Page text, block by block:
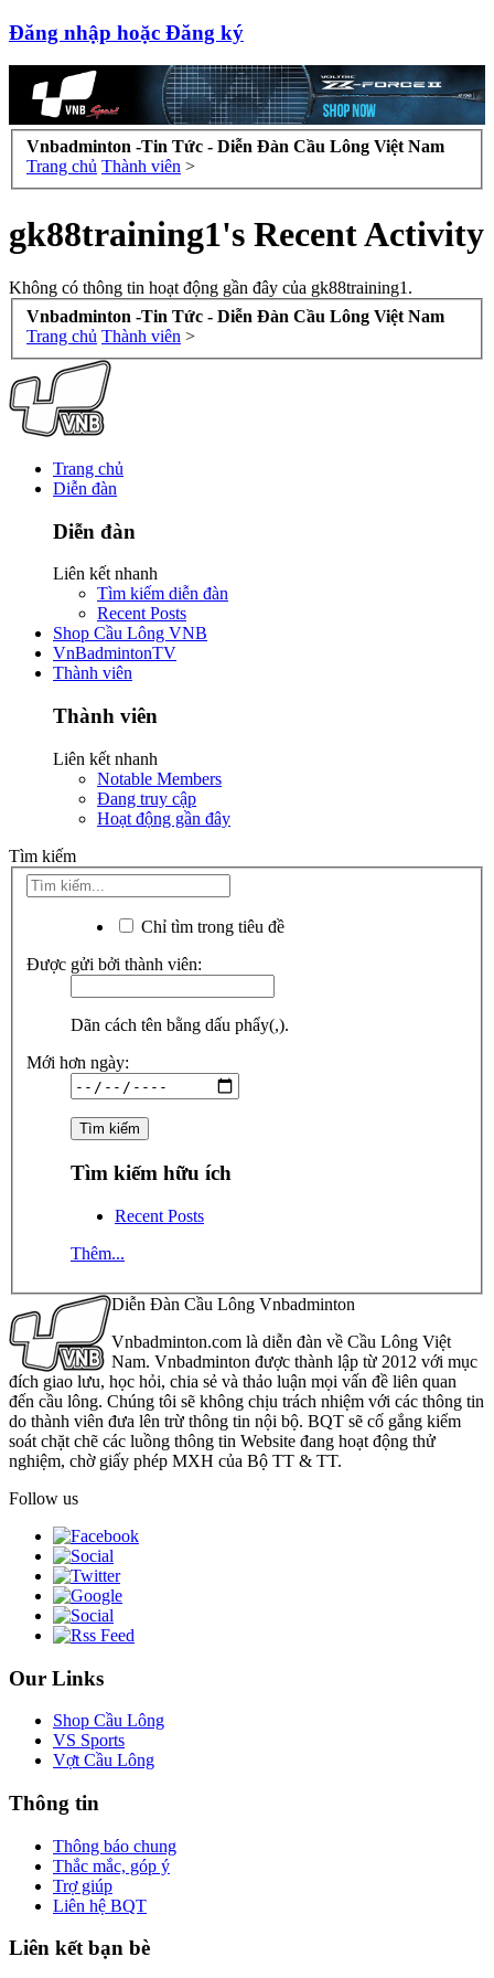
Đăng nhập hoặc Đăng ký
Vnbadminton -Tin Tức - Diễn Đàn Cầu Lông Việt Nam
Trang chủ Thành viên >
gk88training1's Recent Activity
Không có thông tin hoạt động gần đây của gk88training1.
Vnbadminton -Tin Tức - Diễn Đàn Cầu Lông Việt Nam
Trang chủ Thành viên >
Trang chủ
Diễn đàn
Diễn đàn
Liên kết nhanh
Tìm kiếm diễn đàn
Recent Posts
Shop Cầu Lông VNB
VnBadmintonTV
Thành viên
Thành viên
Liên kết nhanh
Notable Members
Đang truy cập
Hoạt động gần đây
Tìm kiếm
Chỉ tìm trong tiêu đề
Được gửi bởi thành viên:
Dãn cách tên bằng dấu phẩy(,).
Mới hơn ngày:
Tìm kiếm hữu ích
Recent Posts
Thêm...
Diễn Đàn Cầu Lông Vnbadminton
Vnbadminton.com là diễn đàn về Cầu Lông Việt
Nam. Vnbadminton được thành lập từ 2012 với mục
đích giao lưu, học hỏi, chia sẻ và thảo luận mọi vấn đề liên quan
đến cầu lông. Chúng tôi sẽ không chịu trách nhiệm với các thông tin
do thành viên đưa lên trừ thông tin nội bộ. BQT sẽ cố gắng kiểm
soát chặt chẽ các luồng thông tin Website đang hoạt động thử
nghiệm, chờ giấy phép MXH của Bộ TT & TT.
Follow us
Our Links
Shop Cầu Lông
VS Sports
Vợt Cầu Lông
Thông tin
Thông báo chung
Thắc mắc, góp ý
Trợ giúp
Liên hệ BQT
Liên kết bạn bè